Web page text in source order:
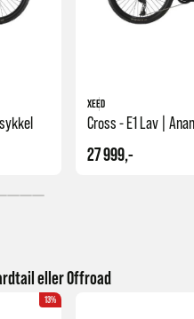
XEED
27 999,-
eller Offroad
13%